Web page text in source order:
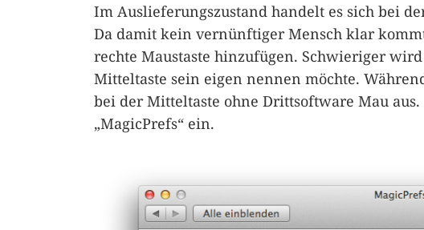
Im Auslieferungszustand handelt es sich bei
Da damit kein vernünftiger Mensch klar
rechte Maustaste hinzufügen. Schwieriger
Mitteltaste sein eigen nennen möchte.
bei der Mitteltaste ohne Drittsoftware Mau
„MagicPrefs“ ein.